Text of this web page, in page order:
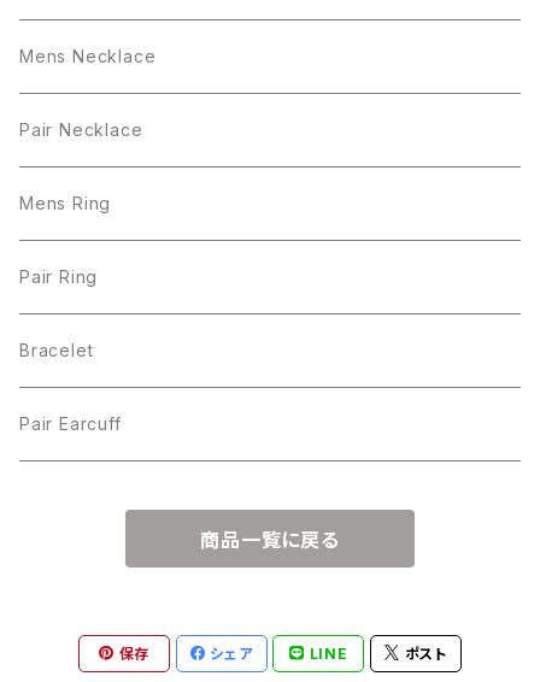
Mens Necklace
Pair Necklace
Mens Ring
Pair Ring
Bracelet
Pair Earcuff
商品一覧に戻る
保存 シェア LINE ポスト